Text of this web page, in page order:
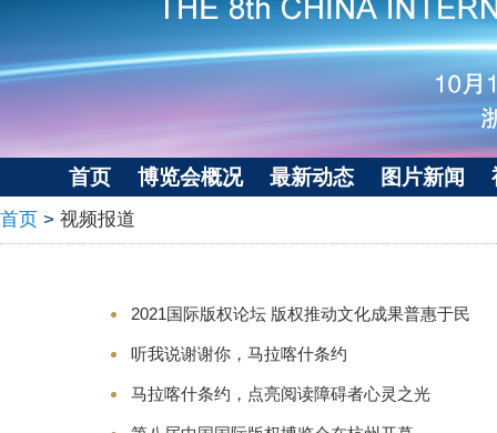
首页 博览会概况 最新动态 图片新闻
首页 > 视频报道
2021国际版权论坛 版权推动文化成果普惠于民
听我说谢谢你，马拉喀什条约
马拉喀什条约，点亮阅读障碍者心灵之光